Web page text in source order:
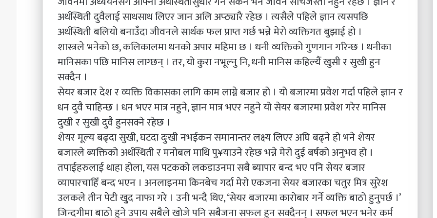
अर्थस्थिती दुवैलाई साथसाथ लिएर जान अलि अप्ठ्यारै रहेछ । त्यसैले पहिले ज्ञान त्यसपछि
अर्थस्थिती बलियो बनाउँदा जीवनले सार्थक फल प्राप्त गर्छ भन्ने मेरो व्यक्तिगत बुझाई हो ।
शास्त्रले भनेको छ, कलिकालमा धनको अपार महिमा छ । धनी व्यक्तिको गुणगान गरिन्छ । धनीका
मानिसका पछि मानिस लाग्छन् । तर, यो कुरा नभूल्नु नि, धनी मानिस कहिल्यैं खुसी र सुखी हुन
सक्दैन ।
सेयर बजार देश र व्यक्ति विकासका लागि काम लाग्ने बजार हो । यो बजारमा प्रवेश गर्दा पहिले ज्ञान र
धन दुवै चाहिन्छ । धन भएर मात्र नहुने, ज्ञान मात्र भएर नहुने यो सेयर बजारमा प्रवेश गरेर मानिस
दुखी र सुखी दुवै हुनसक्ने रहेछ ।
शेयर मूल्य बढ्दा सुखी, घटदा दुःखी नभईकन समानान्तर लक्ष्य लिएर अघि बढ्ने हो भने शेयर
बजारले ब्यक्तिको अर्थस्थिती र मनोबल माथि पु¥याउने रहेछ भन्ने मेरो दुई बर्षको अनुभव हो ।
तपाईहरुलाई थाहा होला, यस पटकको लकडाउनमा सबै ब्यापार बन्द भए पनि सेयर बजार
व्यापारचाहिँ बन्द भएन । अनलाइनमा किनबेच गर्दा मेरो एकजना सेयर बजारका चतुर मित्र सुरेश
उलकले तीन पेटी खु्द नाफा गरे । उनी भन्दै थिए, ‘सेयर बजारमा कारोबार गर्ने व्यक्ति बाठो हुनुपर्छ ।’
जिन्दगीमा बाठो हुने उपाय सबैले खोजे पनि सबैजना सफल हुन सक्दैनन् । सफल भएन भनेर कर्म